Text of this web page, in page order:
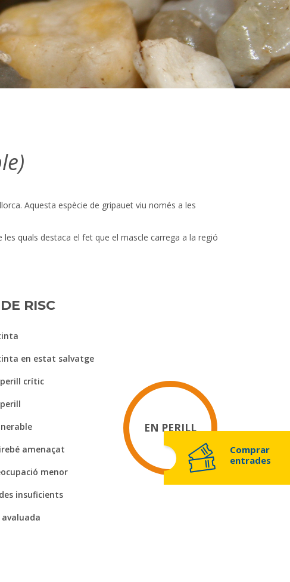
Comprar
entrades
Aquesta espècie de gripauet viu només a les
quals destaca el fet que el mascle carrega a la regió
RISC
en estat salvatge
perill crític
amenaçat
menor
insuficients
avaluada
EN PERILL